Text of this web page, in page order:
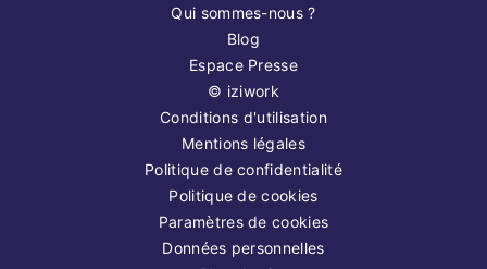
Qui sommes-nous ?
Blog
Espace Presse
© iziwork
Conditions d'utilisation
Mentions légales
Politique de confidentialité
Politique de cookies
Paramètres de cookies
Données personnelles